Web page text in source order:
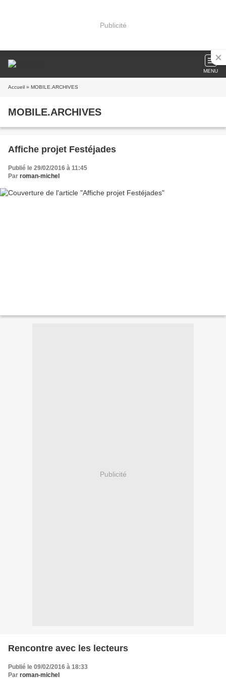
Publicité
MENU
Accueil » MOBILE.ARCHIVES
MOBILE.ARCHIVES
Affiche projet Festéjades
Publié le 29/02/2016 à 11:45
Par roman-michel
Publicité
Rencontre avec les lecteurs
Publié le 09/02/2016 à 18:33
Par roman-michel